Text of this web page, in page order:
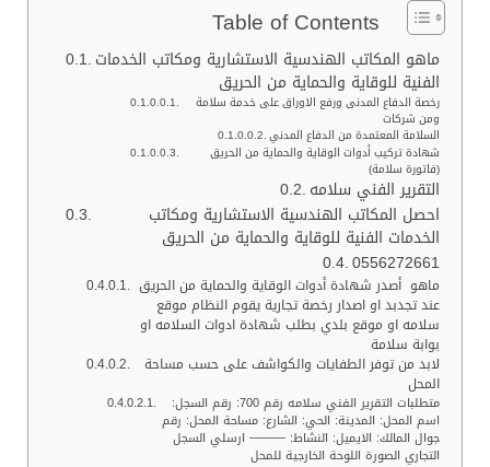
Table of Contents
ماهو المكاتب الهندسية الاستشارية ومكاتب الخدمات
الفنية للوقاية والحماية من الحريق
رخصة الدفاع المدنى ورفع الاوراق على خدمة سلامة
ومن شركات
السلامة المعتمدة من الدفاع المدني
شهادة تركيب أدوات الوقاية والحماية من الحريق
(فاتورة سلامة)
التقرير الفني سلامه
احصل المكاتب الهندسية الاستشارية ومكاتب
الخدمات الفنية للوقاية والحماية من الحريق
0556272661
ماهو أصدر شهادة أدوات الوقاية والحماية من الحريق
عند تجدبد او اصدار رخصة تجارية يقوم النظام موقع
سلامه او موقع بلدي بطلب شهادة ادوات السلامه او
بوابة سلامة
لابد من توفر الطفايات والكواشف على حسب مساحة
متطلبات التقرير الفني سلامه رقم 700: رقم السجل:
اسم المحل: المدينة: الحي: الشارع: مساحة المحل: رقم
جوال المالك: الايميل: النشاط: ——— ارسلي السجل
التجاري الصورة اللوحة الخارجية للمحل